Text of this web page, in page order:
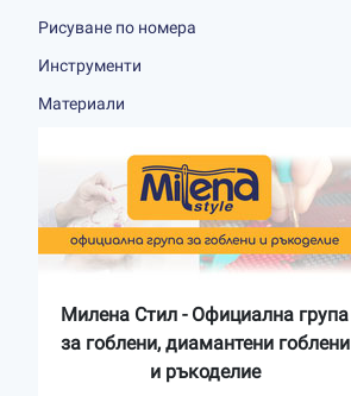
Рисуване по номера
Инструменти
Материали
Милена Стил - Официална група
за гоблени, диамантени гоблени
и ръкоделие